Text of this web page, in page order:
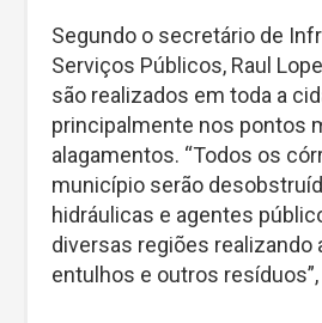
Segundo o secretário de
Serviços Públicos, Raul
são realizados em toda a
principalmente nos pontos
alagamentos. “Todos os
município serão
hidráulicas e agentes
diversas regiões realizando
entulhos e outros